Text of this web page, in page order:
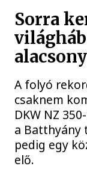
Sorra
A folyó
csaknem
DKW NZ
a Batthyány
pedig egy
elő.